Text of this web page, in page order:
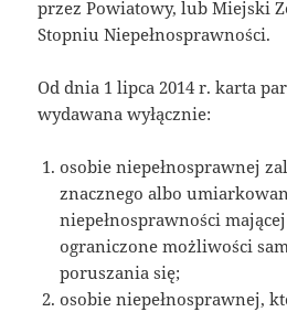
przez Powiatowy, lub Miejski
Stopniu Niepełnosprawności.
Od dnia 1 lipca 2014 r. karta
wydawana wyłącznie:
osobie niepełnosprawnej
znacznego albo
niepełnosprawności
ograniczone możliwości
poruszania się;
osobie niepełnosprawnej,